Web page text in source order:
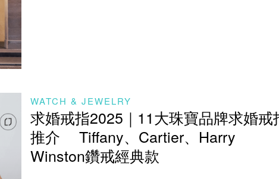
WATCH & JEWELRY
求婚戒指2025​｜11大珠寶品牌​求婚戒
推介​ Tiffany、Cartier、Harry
Winston鑽戒經典款